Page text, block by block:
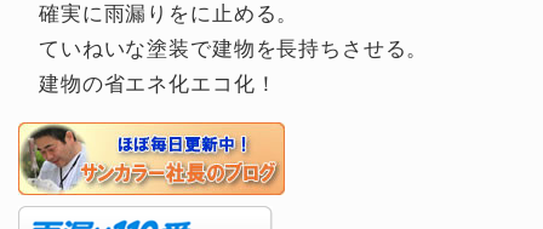
確実に雨漏りをに止める。
ていねいな塗装で建物を長持ちさせる。
建物の省エネ化エコ化！